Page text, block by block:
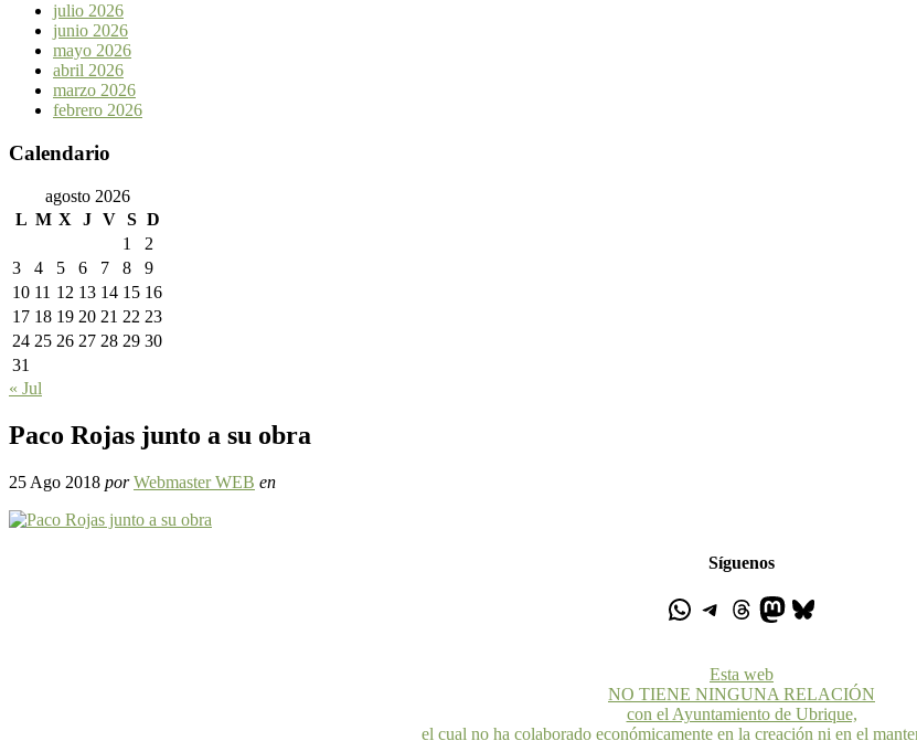
julio 2026
junio 2026
mayo 2026
abril 2026
marzo 2026
febrero 2026
Calendario
agosto 2026
L M X J V S D
1
2
3
4 5 6 7 8
9
10 11 12 13 14 15 16
17 18 19 20 21 22 23
24 25 26 27 28 29 30
31
« Jul
Paco Rojas junto a su obra
25 Ago 2018 por Webmaster WEB en
Síguenos
Esta web
NO TIENE NINGUNA RELACIÓN
con el Ayuntamiento de Ubrique,
el cual no ha colaborado económicamente en la creación ni en el